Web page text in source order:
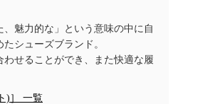
魅力的な」という意味の中に自
シューズブランド。
せることができ、また快適な履
)］ 一覧